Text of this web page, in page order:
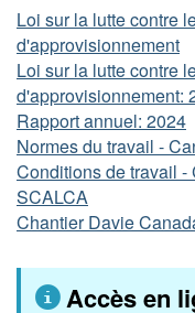
Loi sur la lutte contre
d'approvisionnement
Loi sur la lutte contre
d'approvisionnement:
Rapport annuel: 2024
Normes du travail -
Conditions de travail -
SCALCA
Chantier Davie
Accès en